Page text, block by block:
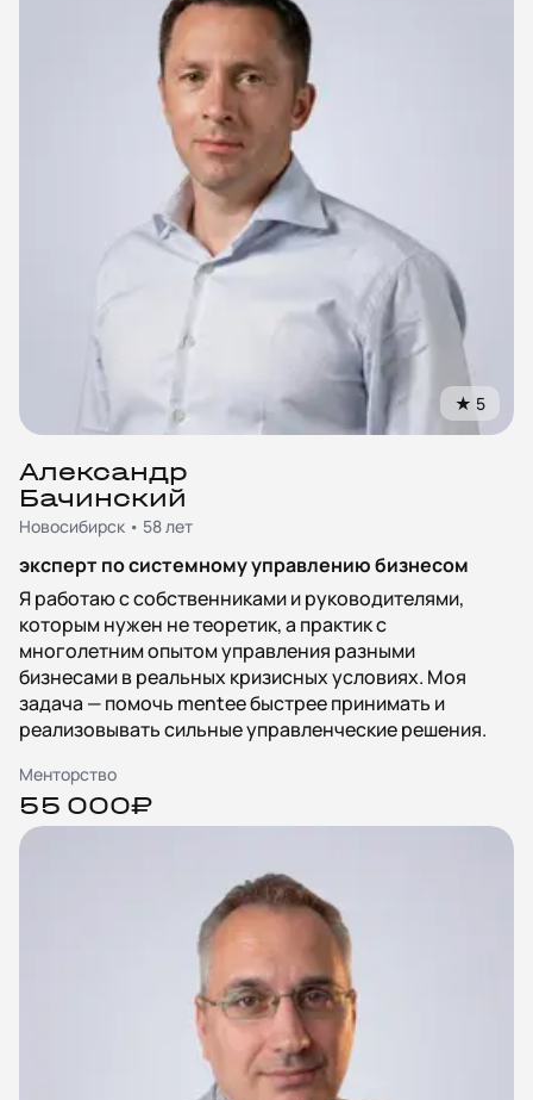
★ 5
Александр
Бачинский
Новосибирск • 58 лет
эксперт по системному управлению бизнесом
Я работаю с собственниками и руководителями,
которым нужен не теоретик, а практик с
многолетним опытом управления разными
бизнесами в реальных кризисных условиях. Моя
задача — помочь mentee быстрее принимать и
реализовывать сильные управленческие решения.
Менторство
55 000₽